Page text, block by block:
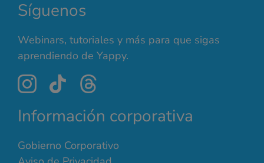
Síguenos
Webinars, tutoriales y más para que sigas
aprendiendo de Yappy.
Información corporativa
Gobierno Corporativo